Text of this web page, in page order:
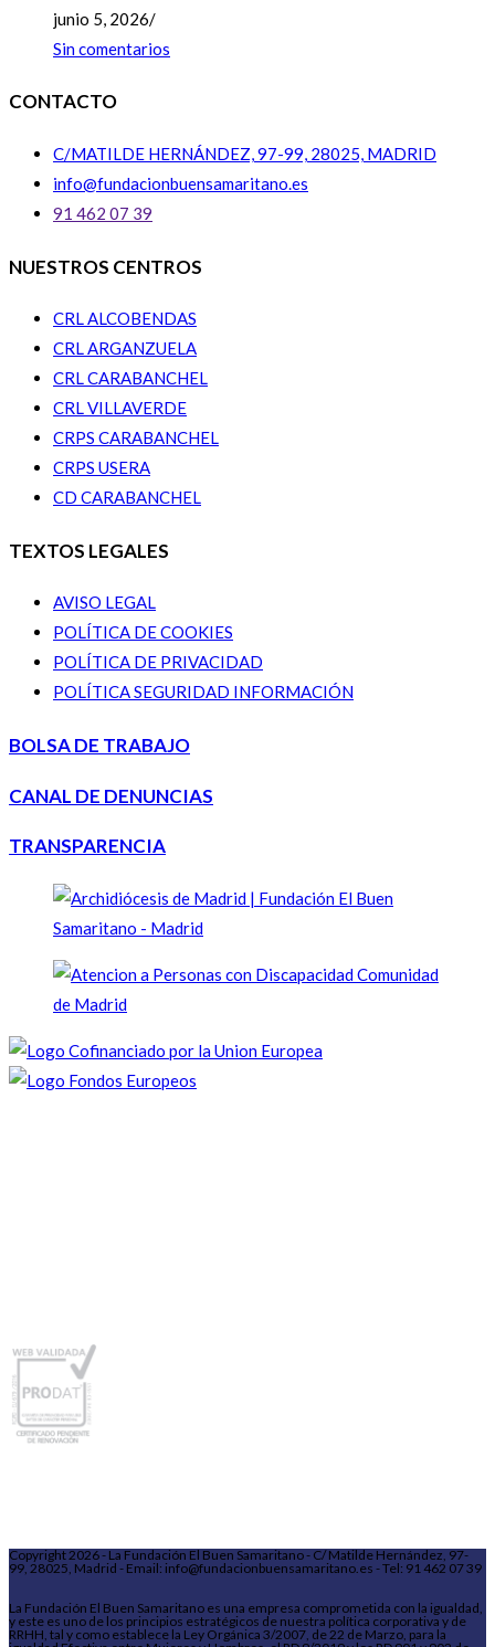
junio 5, 2026/
Sin comentarios
CONTACTO
C/MATILDE HERNÁNDEZ, 97-99, 28025, MADRID
info@fundacionbuensamaritano.es
91 462 07 39
NUESTROS CENTROS
CRL ALCOBENDAS
CRL ARGANZUELA
CRL CARABANCHEL
CRL VILLAVERDE
CRPS CARABANCHEL
CRPS USERA
CD CARABANCHEL
TEXTOS LEGALES
AVISO LEGAL
POLÍTICA DE COOKIES
POLÍTICA DE PRIVACIDAD
POLÍTICA SEGURIDAD INFORMACIÓN
BOLSA DE TRABAJO
CANAL DE DENUNCIAS
TRANSPARENCIA
Copyright 2026 - La Fundación El Buen Samaritano - C/ Matilde Hernández, 97-
99, 28025, Madrid - Email: info@fundacionbuensamaritano.es - Tel: 91 462 07 39
La Fundación El Buen Samaritano es una empresa comprometida con la igualdad,
y este es uno de los principios estratégicos de nuestra política corporativa y de
RRHH, tal y como establece la Ley Orgánica 3/2007, de 22 de Marzo, para la